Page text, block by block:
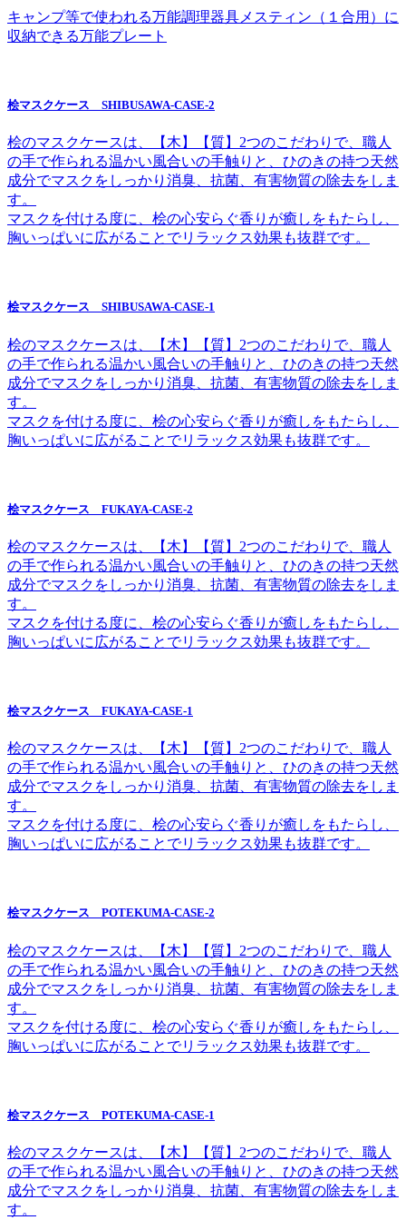
キャンプ等で使われる万能調理器具メスティン（１合用）に
収納できる万能プレート
桧マスクケース SHIBUSAWA-CASE-2
桧のマスクケースは、【木】【質】2つのこだわりで、職人
の手で作られる温かい風合いの手触りと、ひのきの持つ天然
成分でマスクをしっかり消臭、抗菌、有害物質の除去をしま
す。
マスクを付ける度に、桧の心安らぐ香りが癒しをもたらし、
胸いっぱいに広がることでリラックス効果も抜群です。
桧マスクケース SHIBUSAWA-CASE-1
桧のマスクケースは、【木】【質】2つのこだわりで、職人
の手で作られる温かい風合いの手触りと、ひのきの持つ天然
成分でマスクをしっかり消臭、抗菌、有害物質の除去をしま
す。
マスクを付ける度に、桧の心安らぐ香りが癒しをもたらし、
胸いっぱいに広がることでリラックス効果も抜群です。
桧マスクケース FUKAYA-CASE-2
桧のマスクケースは、【木】【質】2つのこだわりで、職人
の手で作られる温かい風合いの手触りと、ひのきの持つ天然
成分でマスクをしっかり消臭、抗菌、有害物質の除去をしま
す。
マスクを付ける度に、桧の心安らぐ香りが癒しをもたらし、
胸いっぱいに広がることでリラックス効果も抜群です。
桧マスクケース FUKAYA-CASE-1
桧のマスクケースは、【木】【質】2つのこだわりで、職人
の手で作られる温かい風合いの手触りと、ひのきの持つ天然
成分でマスクをしっかり消臭、抗菌、有害物質の除去をしま
す。
マスクを付ける度に、桧の心安らぐ香りが癒しをもたらし、
胸いっぱいに広がることでリラックス効果も抜群です。
桧マスクケース POTEKUMA-CASE-2
桧のマスクケースは、【木】【質】2つのこだわりで、職人
の手で作られる温かい風合いの手触りと、ひのきの持つ天然
成分でマスクをしっかり消臭、抗菌、有害物質の除去をしま
す。
マスクを付ける度に、桧の心安らぐ香りが癒しをもたらし、
胸いっぱいに広がることでリラックス効果も抜群です。
桧マスクケース POTEKUMA-CASE-1
桧のマスクケースは、【木】【質】2つのこだわりで、職人
の手で作られる温かい風合いの手触りと、ひのきの持つ天然
成分でマスクをしっかり消臭、抗菌、有害物質の除去をしま
す。